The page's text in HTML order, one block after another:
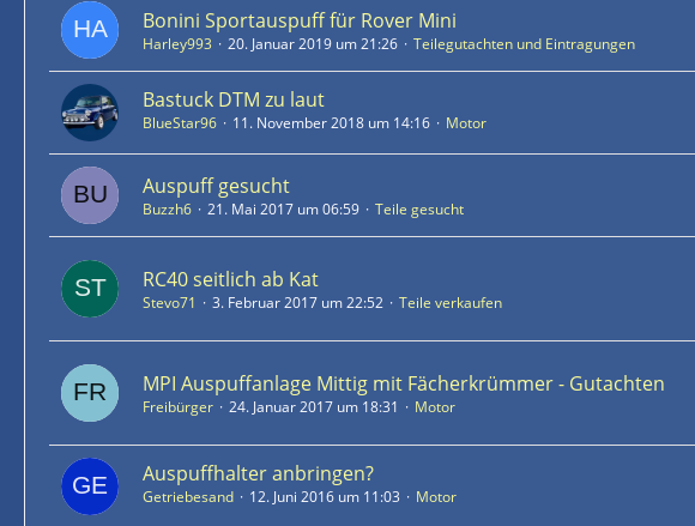
Bonini Sportauspuff für Rover Mini
Harley993 20. Januar 2019 um 21:26 Teilegutachten und Eintragungen
Bastuck DTM zu laut
BlueStar96 11. November 2018 um 14:16 Motor
Auspuff gesucht
Buzzh6 21. Mai 2017 um 06:59 Teile gesucht
RC40 seitlich ab Kat
Stevo71 3. Februar 2017 um 22:52 Teile verkaufen
MPI Auspuffanlage Mittig mit Fächerkrümmer - Gutachten
Freibürger 24. Januar 2017 um 18:31 Motor
Auspuffhalter anbringen?
Getriebesand 12. Juni 2016 um 11:03 Motor